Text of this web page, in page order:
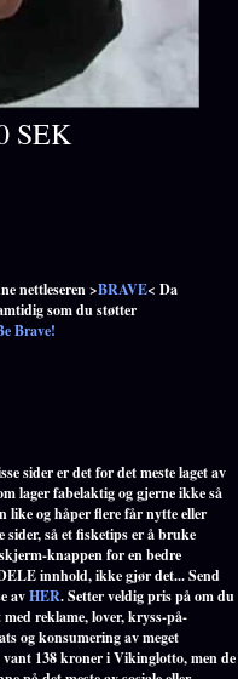
SEK
nettleseren >BRAVE< Da
som du støtter
Brave!
sider er det for det meste laget av
lager fabelaktig og gjerne ikke så
like og håper flere får nytte eller
sider, så et fisketips er å bruke
knappen for en bedre
innhold, ikke gjør det... Send
avHER. Setter veldig pris på om du
reklame, lover, kryss-på-
og konsumering av meget
138 kroner i Vikinglotto, men de